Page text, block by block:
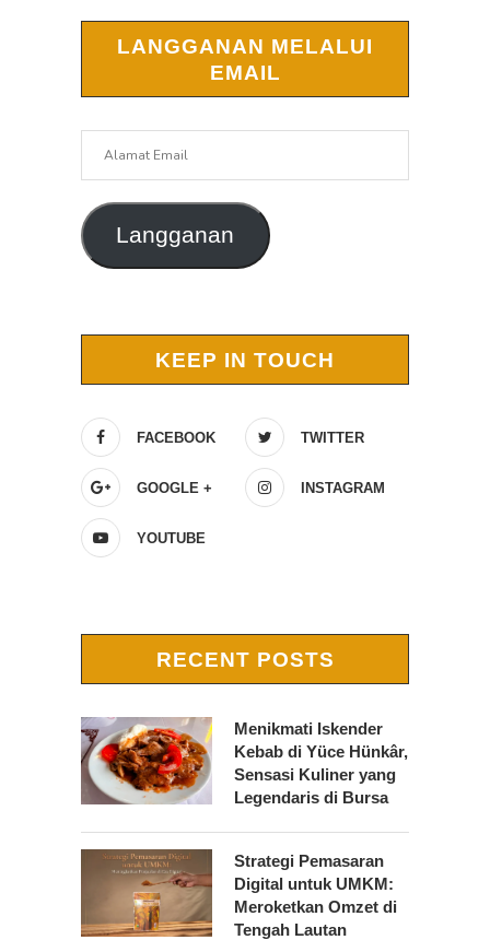
LANGGANAN MELALUI
EMAIL
Langganan
KEEP IN TOUCH
FACEBOOK TWITTER
GOOGLE + INSTAGRAM
YOUTUBE
RECENT POSTS
Menikmati Iskender
Kebab di Yüce Hünkâr,
Sensasi Kuliner yang
Legendaris di Bursa
Strategi Pemasaran
Digital untuk UMKM:
Meroketkan Omzet di
Tengah Lautan